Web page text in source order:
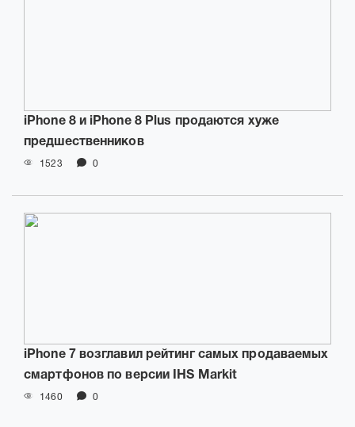
iPhone 8 и iPhone 8 Plus продаются хуже
предшественников
1523 0
iPhone 7 возглавил рейтинг самых продаваемых
смартфонов по версии IHS Markit
1460 0